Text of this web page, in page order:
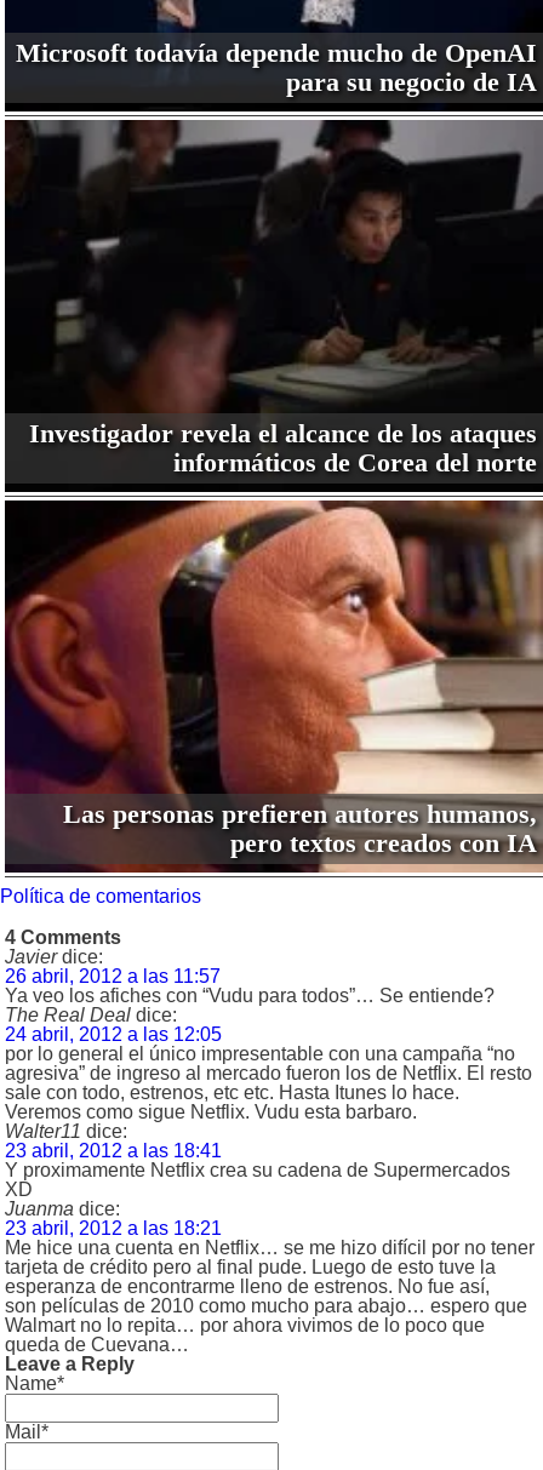
Microsoft todavía depende mucho de OpenAI
para su negocio de IA
Investigador revela el alcance de los ataques
informáticos de Corea del norte
Las personas prefieren autores humanos,
pero textos creados con IA
Política de comentarios
4 Comments
Javier dice:
26 abril, 2012 a las 11:57
Ya veo los afiches con “Vudu para todos”… Se entiende?
The Real Deal dice:
24 abril, 2012 a las 12:05
por lo general el único impresentable con una campaña “no
agresiva” de ingreso al mercado fueron los de Netflix. El resto
sale con todo, estrenos, etc etc. Hasta Itunes lo hace.
Veremos como sigue Netflix. Vudu esta barbaro.
Walter11 dice:
23 abril, 2012 a las 18:41
Y proximamente Netflix crea su cadena de Supermercados
XD
Juanma dice:
23 abril, 2012 a las 18:21
Me hice una cuenta en Netflix… se me hizo difícil por no tener
tarjeta de crédito pero al final pude. Luego de esto tuve la
esperanza de encontrarme lleno de estrenos. No fue así,
son películas de 2010 como mucho para abajo… espero que
Walmart no lo repita… por ahora vivimos de lo poco que
queda de Cuevana…
Leave a Reply
Name*
Mail*